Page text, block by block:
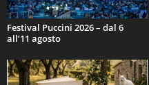
Festival Puccini 2026 – dal 6
all’11 agosto